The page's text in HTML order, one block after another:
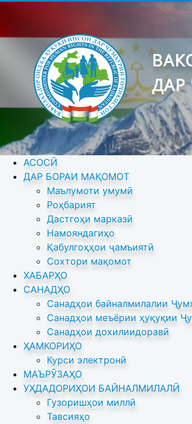
ДАР
АСОСӢ
ДАР БОРАИ МАҚОМОТ
Маълумоти умумӣ
Роҳбарият
Дастгоҳи марказӣ
Намояндагиҳо
Қабулгоҳҳои ҷамъиятӣ
Сохтори мақомот
ХАБАРҲО
САНАДҲО
Санадҳои байналмилалии
Санадҳои меъёрии ҳуқуқии
Санадҳои дохилиидоравӣ
ҲАМКОРИҲО
Курси электронӣ
МАЪРӮЗАҲО
УҲДАДОРИҲОИ БАЙНАЛМИЛАЛӢ
Гузоришҳои миллӣ
Тавсияҳо